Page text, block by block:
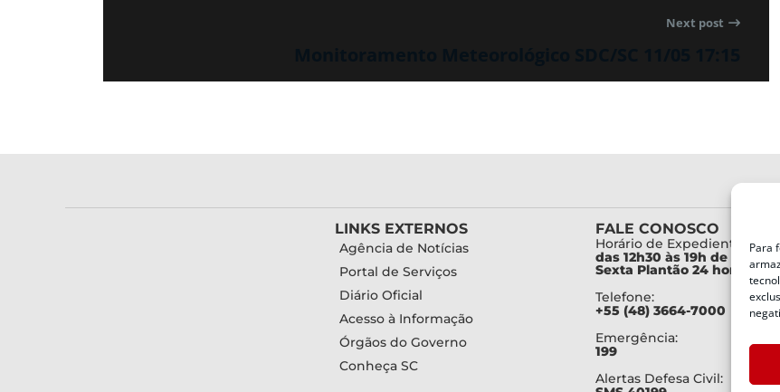
Para
Next post
LINKS EXTERNOS
Agência de Notícias
Portal de Serviços
Diário Oficial
Acesso à Informação
Órgãos do Governo
Conheça SC
FALE CONOSCO
Horário de Expediente:
das 12h30 às 19h de
Sexta Plantão 24 horas
Telefone:
+55 (48) 3664-7000
Emergência:
199
Alertas Defesa Civil: